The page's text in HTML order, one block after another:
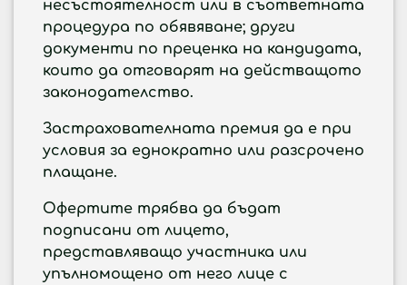
несъстоятелност или в съответната
процедура по обявяване; други
документи по преценка на кандидата,
които да отговарят на действащото
законодателство.
Застрахователната премия да е при
условия за еднократно или разсрочено
плащане.
Офертите трябва да бъдат
подписани от лицето,
представляващо участника или
упълномощено от него лице с